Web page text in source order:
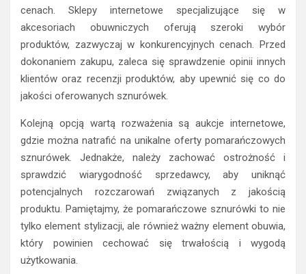
cenach. Sklepy internetowe specjalizujące się w
akcesoriach obuwniczych oferują szeroki wybór
produktów, zazwyczaj w konkurencyjnych cenach. Przed
dokonaniem zakupu, zaleca się sprawdzenie opinii innych
klientów oraz recenzji produktów, aby upewnić się co do
jakości oferowanych sznurówek.
Kolejną opcją wartą rozważenia są aukcje internetowe,
gdzie można natrafić na unikalne oferty pomarańczowych
sznurówek. Jednakże, należy zachować ostrożność i
sprawdzić wiarygodność sprzedawcy, aby uniknąć
potencjalnych rozczarowań związanych z jakością
produktu. Pamiętajmy, że pomarańczowe sznurówki to nie
tylko element stylizacji, ale również ważny element obuwia,
który powinien cechować się trwałością i wygodą
użytkowania.